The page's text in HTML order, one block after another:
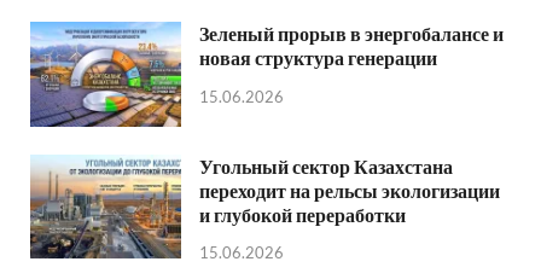
Зеленый прорыв в энергобалансе и
новая структура генерации
15.06.2026
Угольный сектор Казахстана
переходит на рельсы экологизации
и глубокой переработки
15.06.2026